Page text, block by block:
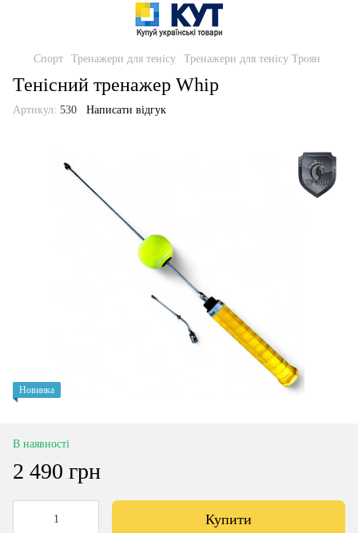
Спорт Тренажери для тенісу Тренажери для тенісу Троян
Тенісний тренажер Whip
Артикул: 530 Написати відгук
Новинка
В наявності
2 490 грн
Купити